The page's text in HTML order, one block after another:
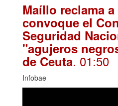
Maíllo reclama
convoque el
Seguridad
"agujeros
de Ceuta. 01:50
Infobae